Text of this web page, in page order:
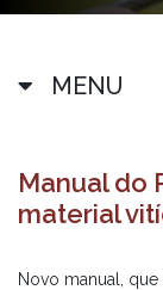
MENU
Manual do
material
Novo manual,